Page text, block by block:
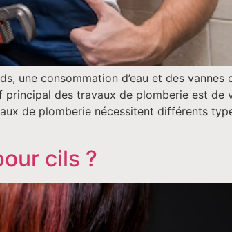
une consommation d’eau et des vannes
principal des travaux de plomberie est de
de plomberie nécessitent différents
cils ?